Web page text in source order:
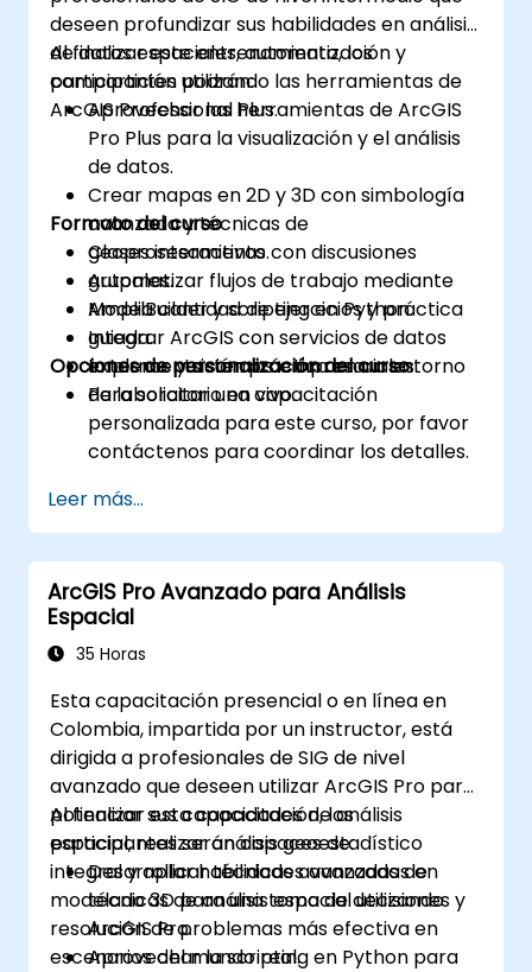
deseen profundizar sus habilidades en análisis
de datos espaciales, automatización y
compartición utilizando las herramientas de
ArcGIS Professional Plus.
Al finalizar este entrenamiento, los
participantes podrán:
Aprovechar las herramientas de ArcGIS
Pro Plus para la visualización y el análisis
de datos.
Crear mapas en 2D y 3D con simbología
avanzada y técnicas de
geoprosesamiento.
Automatizar flujos de trabajo mediante
ModelBuilder y scripting en Python.
Integrar ArcGIS con servicios de datos
externos y sistemas empresariales.
Formato del curso
Clases interactivas con discusiones
grupales.
Amplia cantidad de ejercicios y práctica
guiada.
Implementación práctica en un entorno
de laboratorio en vivo.
Opciones de personalización del curso
Para solicitar una capacitación
personalizada para este curso, por favor
contáctenos para coordinar los detalles.
Leer más...
ArcGIS Pro Avanzado para Análisis
Espacial
35 Horas
Esta capacitación presencial o en línea en
Colombia, impartida por un instructor, está
dirigida a profesionales de SIG de nivel
avanzado que deseen utilizar ArcGIS Pro para
potenciar sus capacidades de análisis
espacial, realizar análisis geoestadístico
integral y aplicar técnicas avanzadas de
modelado 3D para una toma de decisiones y
resolución de problemas más efectiva en
escenarios del mundo real.
Al finalizar esta capacitación, los
participantes serán capaces de:
Desarrollar habilidades avanzadas en
técnicas de análisis espacial utilizando
ArcGIS Pro.
Aprovechar la scripting en Python para